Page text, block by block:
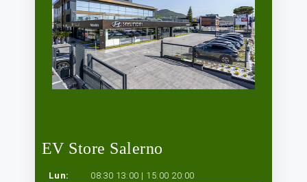
EV Store Salerno
Lun: 08:30 13:00 | 15:00 20:00